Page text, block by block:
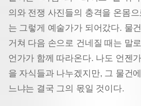
의와 전쟁 사진들의 충격을 온몸
는 그렇게 예술가가 되어갔다. 물
거쳐 다음 손으로 건네질 때는 말
언가가 함께 따라온다. 나도 언젠
을 자식들과 나누겠지만, 그 물건
느냐는 결국 그의 몫일 것이다.